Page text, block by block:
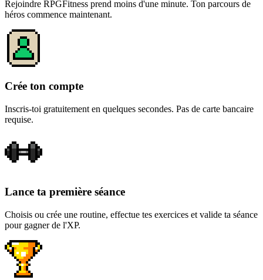
Rejoindre RPGFitness prend moins d'une minute. Ton parcours de
héros commence maintenant.
Crée ton compte
Inscris-toi gratuitement en quelques secondes. Pas de carte bancaire
requise.
Lance ta première séance
Choisis ou crée une routine, effectue tes exercices et valide ta séance
pour gagner de l'XP.